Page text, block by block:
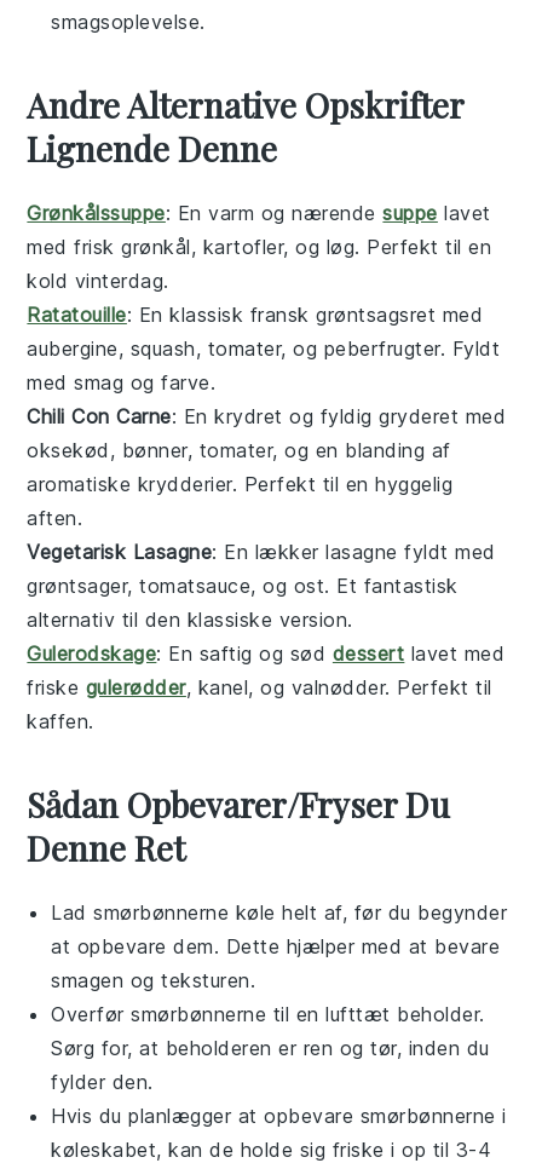
smagsoplevelse.
Andre Alternative Opskrifter
Lignende Denne
Grønkålssuppe: En varm og nærendesuppe lavet
med friskgrønkål, kartofler, og løg. Perfekt til en
kold vinterdag.
Ratatouille: En klassisk franskgrøntsagsret med
aubergine, squash, tomater, og peberfrugter. Fyldt
med smag og farve.
Chili Con Carne: En krydret og fyldiggryderet med
oksekød , bønner, tomater, og en blanding af
aromatiske krydderier. Perfekt til en hyggelig
aften.
Vegetarisk Lasagne: En lækkerlasagne fyldt med
grøntsager,tomatsauce, og ost. Et fantastisk
alternativ til den klassiske version.
Gulerodskage: En saftig og sød dessert lavet med
friske gulerødder, kanel, og valnødder. Perfekt til
kaffen.
Sådan Opbevarer/Fryser Du
Denne Ret
Ladsmørbønnerne køle helt af, før du begynder
at opbevare dem. Dette hjælper med at bevare
smagen og teksturen.
Overførsmørbønnerne til en lufttæt beholder.
Sørg for, at beholderen er ren og tør, inden du
fylder den.
Hvis du planlægger at opbevare smørbønnerne i
køleskabet, kan de holde sig friske i op til 3-4